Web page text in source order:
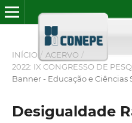
INÍCIO / ACERVO /
2022: IX CONGRESSO DE
Banner - Educação e Ciências
Desigualdade